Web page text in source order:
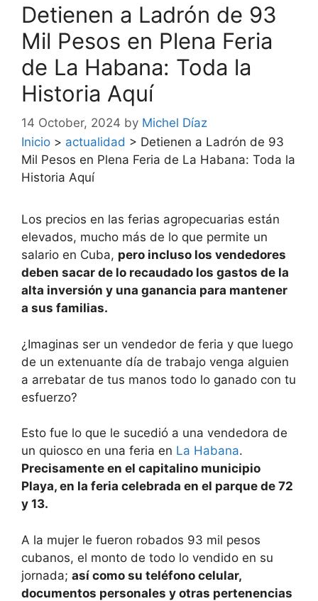
Detienen a Ladrón de 93
Mil Pesos en Plena Feria
de La Habana: Toda la
Historia Aquí
14 October, 2024 by Michel Díaz
Inicio > actualidad > Detienen a Ladrón de 93
Mil Pesos en Plena Feria de La Habana: Toda la
Historia Aquí
Los precios en las ferias agropecuarias están
elevados, mucho más de lo que permite un
salario en Cuba, pero incluso los vendedores
deben sacar de lo recaudado los gastos de la
alta inversión y una ganancia para mantener
a sus familias.
¿Imaginas ser un vendedor de feria y que luego
de un extenuante día de trabajo venga alguien
a arrebatar de tus manos todo lo ganado con tu
esfuerzo?
Esto fue lo que le sucedió a una vendedora de
un quiosco en una feria en La Habana.
Precisamente en el capitalino municipio
Playa, en la feria celebrada en el parque de 72
y 13.
A la mujer le fueron robados 93 mil pesos
cubanos, el monto de todo lo vendido en su
jornada; así como su teléfono celular,
documentos personales y otras pertenencias